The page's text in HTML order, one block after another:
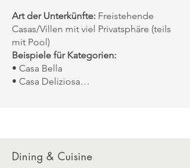
Art der Unterkünfte: Freistehende
Casas/Villen mit viel Privatsphäre (teils
mit Pool)
Beispiele für Kategorien:
• Casa Bella
• Casa Deliziosa
Dining & Cuisine